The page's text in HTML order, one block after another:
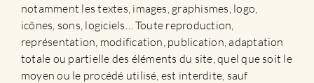
notamment les textes, images, graphismes, logo,
icônes, sons, logiciels… Toute reproduction,
représentation, modification, publication, adaptation
totale ou partielle des éléments du site, quel que soit le
moyen ou le procédé utilisé, est interdite, sauf